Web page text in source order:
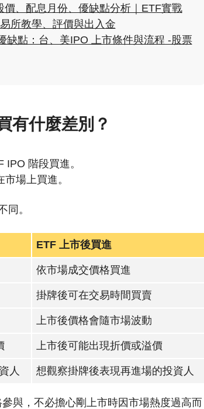
、配息月份、優缺點分析｜ETF實戰
所教學、評價與出入金
缺點：台、美IPO 上市條件與流程 -股票
有什麼差別？
IPO 階段買進。
場上買進。
同。
ETF 上市後買進
依市場成交價格買進
掛牌後可在交易時間買賣
上市後價格會隨市場波動
上市後可能出現折價或溢價
人 想觀察掛牌後表現再進場的投資人
與，不必擔心剛上市時因市場熱度過高而